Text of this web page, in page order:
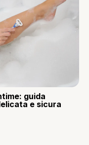
guida
e sicura